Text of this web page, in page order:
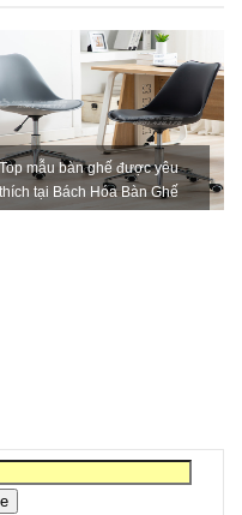
Top mẫu bàn ghế được yêu
thích tại Bách Hóa Bàn Ghế